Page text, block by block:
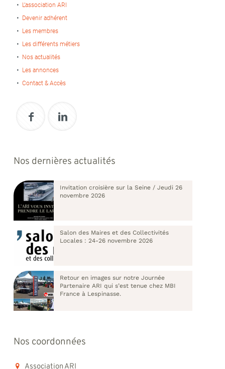
L’association ARI
Devenir adhérent
Les membres
Les différents métiers
Nos actualités
Les annonces
Contact & Accès
Nos dernières actualités
Invitation croisière sur la Seine / Jeudi 26
novembre 2026
Salon des Maires et des Collectivités
Locales : 24-26 novembre 2026
Retour en images sur notre Journée
Partenaire ARI qui s’est tenue chez MBI
France à Lespinasse.
Nos coordonnées
Association ARI